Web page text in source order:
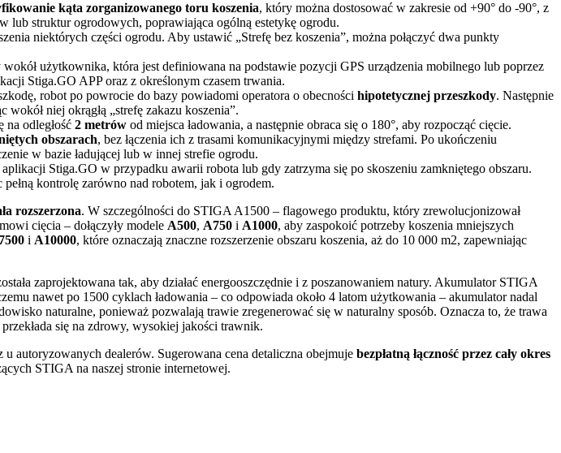
kąta zorganizowanego toru koszenia, który można dostosować w zakresie od +90° do -90°, z
lub struktur ogrodowych, poprawiająca ogólną estetykę ogrodu.
niektórych części ogrodu. Aby ustawić „Strefę bez koszenia”, można połączyć dwa punkty
użytkownika, która jest definiowana na podstawie pozycji GPS urządzenia mobilnego lub poprzez
Stiga.GO APP oraz z określonym czasem trwania.
robot po powrocie do bazy powiadomi operatora o obecności hipotetycznej przeszkody. Następnie
niej okrągłą „strefę zakazu koszenia”.
odległość 2 metrów od miejsca ładowania, a następnie obraca się o 180°, aby rozpocząć cięcie.
obszarach, bez łączenia ich z trasami komunikacyjnymi między strefami. Po ukończeniu
w bazie ładującej lub w innej strefie ogrodu.
Stiga.GO w przypadku awarii robota lub gdy zatrzyma się po skoszeniu zamkniętego obszaru.
pełną kontrolę zarówno nad robotem, jak i ogrodem.
rozszerzona. W szczególności do STIGA A1500 – flagowego produktu, który zrewolucjonizował
cięcia – dołączyły modele A500, A750 i A1000, aby zaspokoić potrzeby koszenia mniejszych
i A10000, które oznaczają znaczne rozszerzenie obszaru koszenia, aż do 10 000 m2, zapewniając
zaprojektowana tak, aby działać energooszczędnie i z poszanowaniem natury. Akumulator STIGA
nawet po 1500 cyklach ładowania – co odpowiada około 4 latom użytkowania – akumulator nadal
naturalne, ponieważ pozwalają trawie zregenerować się w naturalny sposób. Oznacza to, że trawa
się na zdrowy, wysokiej jakości trawnik.
autoryzowanych dealerów. Sugerowana cena detaliczna obejmuje bezpłatną łączność przez cały okres
STIGA na naszej stronie internetowej.